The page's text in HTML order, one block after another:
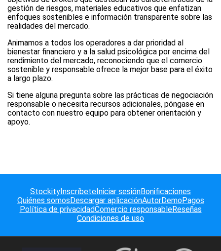
gestión de riesgos, materiales educativos que enfatizan
enfoques sostenibles e información transparente sobre las
realidades del mercado.
Animamos a todos los operadores a dar prioridad al
bienestar financiero y a la salud psicológica por encima del
rendimiento del mercado, reconociendo que el comercio
sostenible y responsable ofrece la mejor base para el éxito
a largo plazo.
Si tiene alguna pregunta sobre las prácticas de negociación
responsable o necesita recursos adicionales, póngase en
contacto con nuestro equipo para obtener orientación y
apoyo.
Stockity Inscríbete Iniciar sesiónBonificaciones
Quiénes somos Descargar aplicaciónAutorDemoPagos
Política de privacidadComercio responsableReseñas
Condiciones de uso